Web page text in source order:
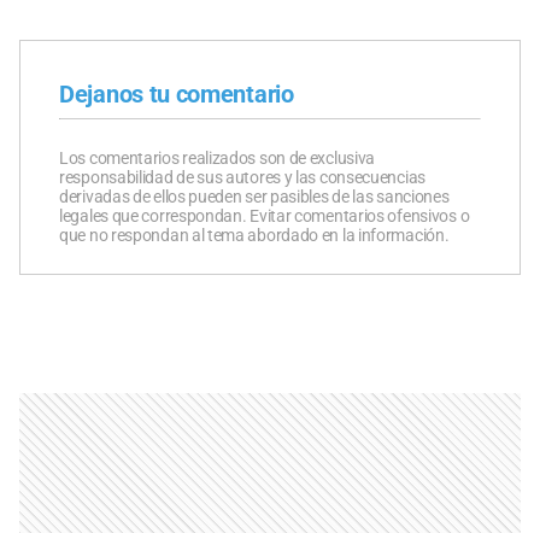
Dejanos tu comentario
Los comentarios realizados son de exclusiva
responsabilidad de sus autores y las consecuencias
derivadas de ellos pueden ser pasibles de las sanciones
legales que correspondan. Evitar comentarios ofensivos o
que no respondan al tema abordado en la información.